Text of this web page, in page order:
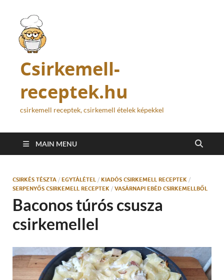
Csirkemell-
receptek.hu
csirkemell receptek, csirkemell ételek képekkel
MAIN MENU
CSIRKÉS TÉSZTA / EGYTÁLÉTEL / KIADÓS CSIRKEMELL RECEPTEK /
SERPENYŐS CSIRKEMELL RECEPTEK / VASÁRNAPI EBÉD CSIRKEMELLBŐL
Baconos túrós csusza
csirkemellel